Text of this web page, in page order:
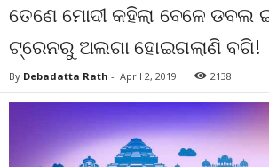
ତେଣେ ମୋଦୀ କହିଲା ବେଳେ ଡବଲ
ଟ୍ରେନରୁ ଅଲଗା ହୋଇଗଲାଣି ବଗି!
By Debadatta Rath - April 2, 2019 2138